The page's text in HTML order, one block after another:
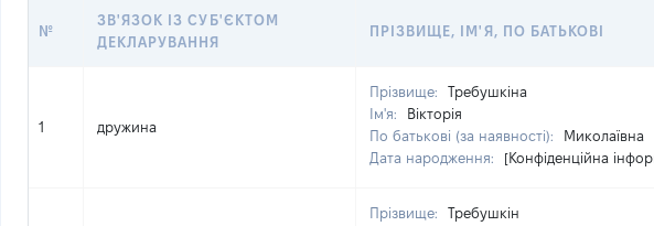
№
ЗВ'ЯЗОК ІЗ СУБ'ЄКТОМ
ДЕКЛАРУВАННЯ
ПРІЗВИЩЕ, ІМ'Я, ПО БАТЬКОВІ
1 дружина
Прізвище:
Требушкіна
Ім'я:
Вікторія
По батькові (за наявності):
Миколаївна
Дата народження:
[Конфіденційна
Прізвище:
Требушкін